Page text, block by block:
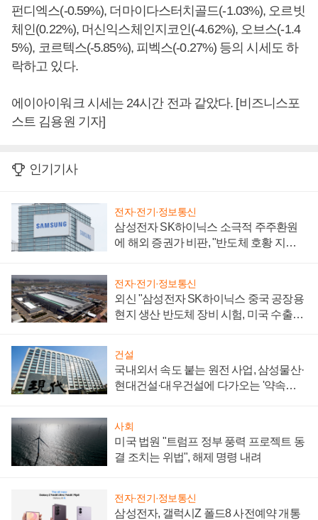
펀디엑스(-0.59%), 더마이다스터치골드(-1.03%), 오르빗
체인(0.22%), 머신익스체인지코인(-4.62%), 오브스(-1.4
5%), 코르텍스(-5.85%), 피벡스(-0.27%) 등의 시세도 하
락하고 있다.
에이아이워크 시세는 24시간 전과 같았다. [비즈니스포
스트 김용원 기자]
인기기사
전자·전기·정보통신
삼성전자 SK하이닉스 소극적 주주환원
에 해외 증권가 비판, "반도체 호황 지속
전자·전기·정보통신
외신 "삼성전자 SK하이닉스 중국 공장용
현지 생산 반도체 장비 시험, 미국 수출통
건설
국내외서 속도 붙는 원전 사업, 삼성물산·
현대건설·대우건설에 다가오는 '약속의
사회
미국 법원 "트럼프 정부 풍력 프로젝트 동
결 조치는 위법", 해제 명령 내려
전자·전기·정보통신
삼성전자, 갤럭시Z 폴드8 사전예약 개통